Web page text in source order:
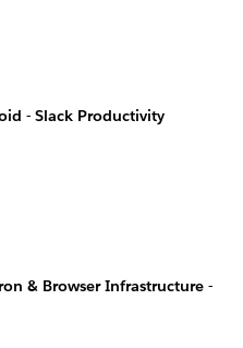
- Slack Productivity
& Browser Infrastructure -